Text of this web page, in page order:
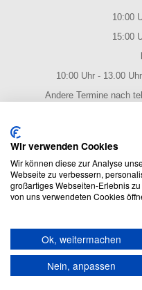
10:00
15:00
10:00 Uhr - 13.00
Andere Termine nach
NOTENPOST BY ERES
alles rund um das
Wir verwenden Cookies
Wir können diese zur Analyse
Webseite zu verbessern,
großartiges Webseiten-Erlebnis
von uns verwendeten Cookies
Ok, weitermachen
Nein, anpassen